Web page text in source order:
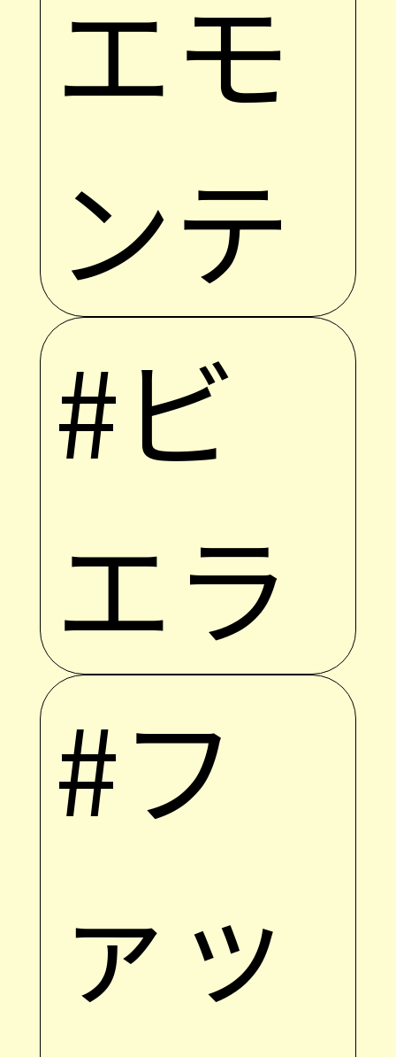
エモ
ンテ
#ビ
エラ
#フ
ァッ